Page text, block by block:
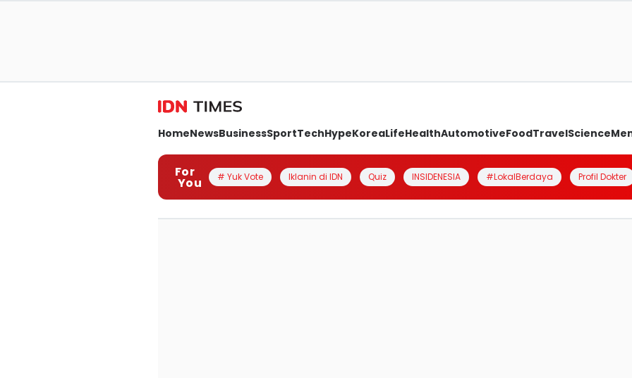
HomeNewsBusinessSportTechHypeKoreaLifeHealthAutomotiveFoodTravelScience
For
You # Yuk Vote Iklanin di IDN Quiz INSIDENESIA #LokalBerdaya Profil Dokter